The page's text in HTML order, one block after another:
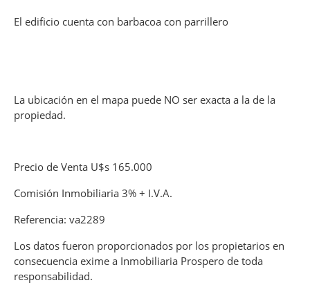
El edificio cuenta con barbacoa con parrillero
La ubicación en el mapa puede NO ser exacta a la de la
propiedad.
Precio de Venta U$s 165.000
Comisión Inmobiliaria 3% + I.V.A.
Referencia: va2289
Los datos fueron proporcionados por los propietarios en
consecuencia exime a Inmobiliaria Prospero de toda
responsabilidad.